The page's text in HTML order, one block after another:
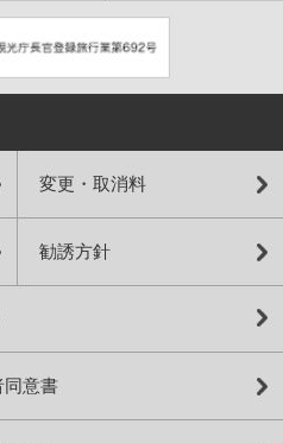
変更・取消料
勧誘方針
同意書